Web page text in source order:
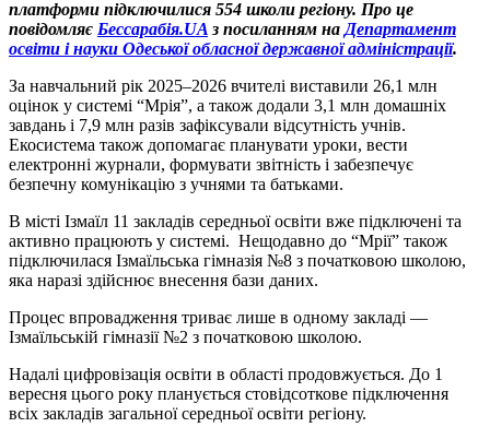
платформи підключилися 554 школи регіону. Про це
повідомляє Бессарабія.UA з посиланням на Департамент
освіти і науки Одеської обласної державної адміністрації.
За навчальний рік 2025–2026 вчителі виставили 26,1 млн
оцінок у системі “Мрія”, а також додали 3,1 млн домашніх
завдань і 7,9 млн разів зафіксували відсутність учнів.
Екосистема також допомагає планувати уроки, вести
електронні журнали, формувати звітність і забезпечує
безпечну комунікацію з учнями та батьками.
В місті Ізмаїл 11 закладів середньої освіти вже підключені та
активно працюють у системі. Нещодавно до “Мрії” також
підключилася Ізмаїльська гімназія №8 з початковою школою,
яка наразі здійснює внесення бази даних.
Процес впровадження триває лише в одному закладі —
Ізмаїльській гімназії №2 з початковою школою.
Надалі цифровізація освіти в області продовжується. До 1
вересня цього року планується стовідсоткове підключення
всіх закладів загальної середньої освіти регіону.